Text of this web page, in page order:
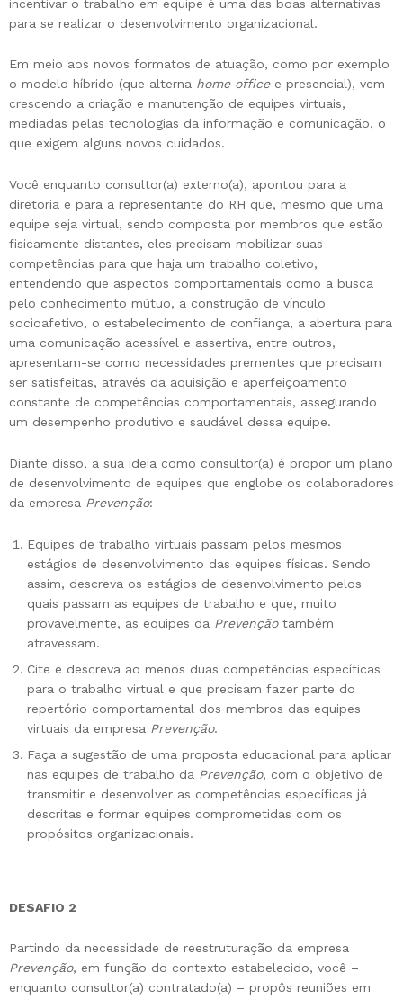
incentivar o trabalho em equipe é uma das boas alternativas
para se realizar o desenvolvimento organizacional.
Em meio aos novos formatos de atuação, como por exemplo
o modelo híbrido (que alterna home office e presencial), vem
crescendo a criação e manutenção de equipes virtuais,
mediadas pelas tecnologias da informação e comunicação, o
que exigem alguns novos cuidados.
Você enquanto consultor(a) externo(a), apontou para a
diretoria e para a representante do RH que, mesmo que uma
equipe seja virtual, sendo composta por membros que estão
fisicamente distantes, eles precisam mobilizar suas
competências para que haja um trabalho coletivo,
entendendo que aspectos comportamentais como a busca
pelo conhecimento mútuo, a construção de vínculo
socioafetivo, o estabelecimento de confiança, a abertura para
uma comunicação acessível e assertiva, entre outros,
apresentam-se como necessidades prementes que precisam
ser satisfeitas, através da aquisição e aperfeiçoamento
constante de competências comportamentais, assegurando
um desempenho produtivo e saudável dessa equipe.
Diante disso, a sua ideia como consultor(a) é propor um plano
de desenvolvimento de equipes que englobe os colaboradores
da empresa Prevenção:
Equipes de trabalho virtuais passam pelos mesmos
estágios de desenvolvimento das equipes físicas. Sendo
assim, descreva os estágios de desenvolvimento pelos
quais passam as equipes de trabalho e que, muito
provavelmente, as equipes da Prevenção também
atravessam.
Cite e descreva ao menos duas competências específicas
para o trabalho virtual e que precisam fazer parte do
repertório comportamental dos membros das equipes
virtuais da empresa Prevenção.
Faça a sugestão de uma proposta educacional para aplicar
nas equipes de trabalho da Prevenção, com o objetivo de
transmitir e desenvolver as competências específicas já
descritas e formar equipes comprometidas com os
propósitos organizacionais.
DESAFIO 2
Partindo da necessidade de reestruturação da empresa
Prevenção, em função do contexto estabelecido, você –
enquanto consultor(a) contratado(a) – propôs reuniões em